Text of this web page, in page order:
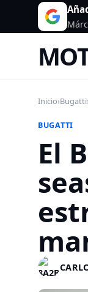
Inicio›Bugatti
BUGATTI
El